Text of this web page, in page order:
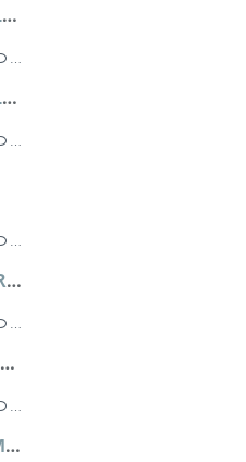
Les chroniques saxonnes, tome 6, La mort des rois ; Bernard Cornwell
Les chroniques saxonnes, tome 5, La terre en feu ; Bernard Cornwell
L'Escadron volant, tome 1 ; Muriel Romana
Périple en Méditerrannée 1720 ; R.J Masselauze
La falaise de la Repentie, tome 1 ; Marie-Béatrice Gauvin